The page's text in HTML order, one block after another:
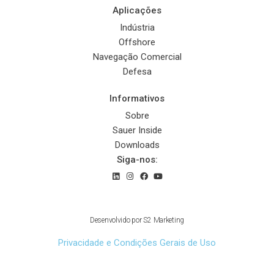
Aplicações
Indústria
Offshore
Navegação Comercial
Defesa
Informativos
Sobre
Sauer Inside
Downloads
Siga-nos:
Desenvolvido porS2 Marketing
Privacidade e Condições Gerais de Uso